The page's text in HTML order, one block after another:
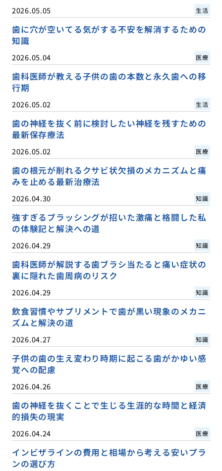
2026.05.05 生活
歯に穴が空いてる気がする不安を解消するための
知識
2026.05.04 医療
歯科医師が教える子供の歯の本数と永久歯への移
行期
2026.05.02 生活
歯の神経を抜く前に検討したい神経を残すための
最新保存療法
2026.05.02 医療
歯の根元が削れるクサビ状欠損のメカニズムと痛
みを止める最新治療法
2026.04.30 知識
強すぎるブラッシングが招いた激痛と格闘した私
の体験記と解決への道
2026.04.29 知識
歯科医師が解説する歯ブラシ当たると痛い症状の
裏に隠れた歯周病のリスク
2026.04.29 知識
飲食習慣やサプリメントで歯が黒い現象のメカニ
ズムと解決の道
2026.04.27 知識
子供の歯の生え変わり時期に起こる歯がかゆい感
覚への配慮
2026.04.26 医療
歯の神経を抜くことで生じる生涯的な時間と経済
的損失の現実
2026.04.24 医療
インビザラインの費用と相場から考える安いプラ
ンの選び方